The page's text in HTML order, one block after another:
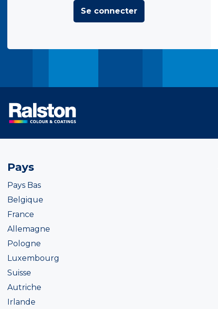
Se connecter
Pays
Pays Bas
Belgique
France
Allemagne
Pologne
Luxembourg
Suisse
Autriche
Irlande